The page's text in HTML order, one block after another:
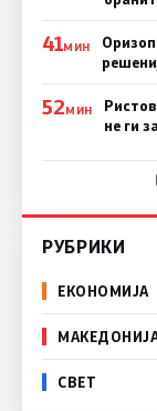
41МИН
52МИН
не ги
РУБРИКИ
ЕКОНОМИЈА
СВЕТ